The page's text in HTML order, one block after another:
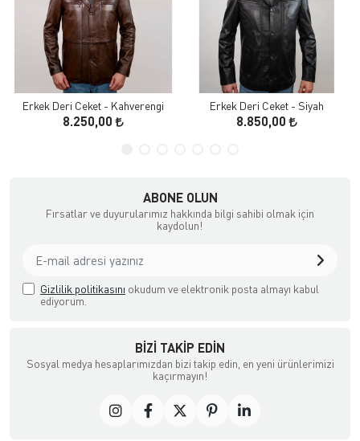
Erkek Deri Ceket - Kahverengi
8.250,00
Erkek Deri Ceket - Siyah
8.850,00
ABONE OLUN
Fırsatlar ve duyurularımız hakkında bilgi sahibi olmak için
kaydolun!
Gizlilik politikasını okudum ve elektronik posta almayı kabul
ediyorum.
BIZI TAKIP EDIN
Sosyal medya hesaplarımızdan bizi takip edin, en yeni ürünlerimizi
kaçırmayın!